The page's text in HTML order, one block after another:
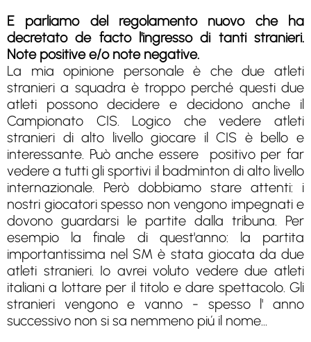
E parliamo del regolamento nuovo che ha
decretato de facto l'ingresso di tanti stranieri.
Note positive e/o note negative.
La mia opinione personale è che due atleti
stranieri a squadra è troppo perché questi due
atleti possono decidere e decidono anche il
Campionato CIS. Logico che vedere atleti
stranieri di alto livello giocare il CIS è bello e
interessante. Può anche essere positivo per far
vedere a tutti gli sportivi il badminton di alto livello
internazionale. Però dobbiamo stare attenti: i
nostri giocatori spesso non vengono impegnati e
dovono guardarsi le partite dalla tribuna. Per
esempio la finale di quest'anno: la partita
importantissima nel SM è stata giocata da due
atleti stranieri. Io avrei voluto vedere due atleti
italiani a lottare per il titolo e dare spettacolo. Gli
stranieri vengono e vanno - spesso l' anno
successivo non si sa nemmeno piú il nome...